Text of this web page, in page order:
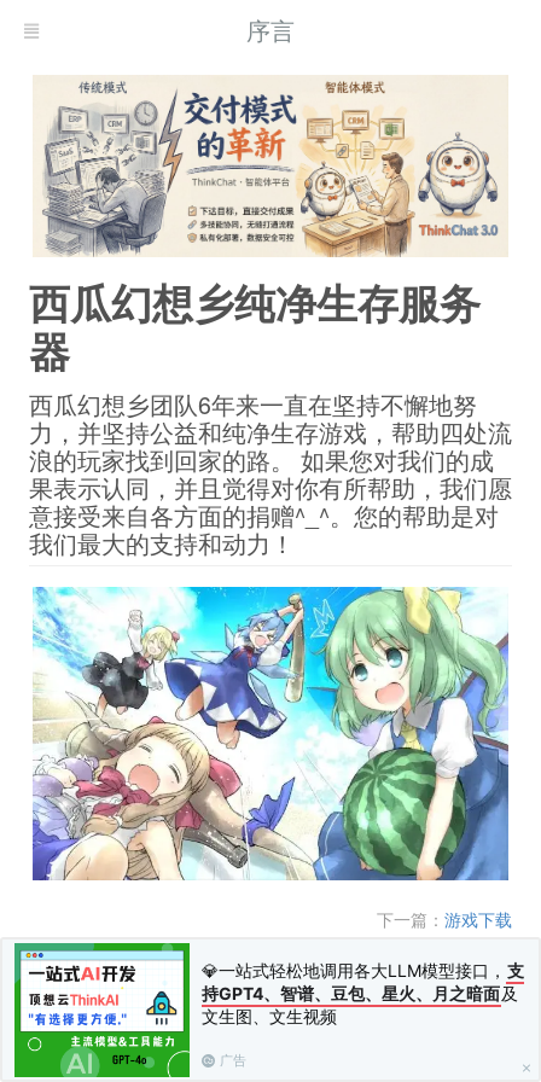
💎一站式轻松地调用各大LLM模型接口， 支
持GPT4、智谱、豆包、星火、月之暗面及
文生图、文生视频
广告
序言
西瓜幻想乡纯净生存服务
器
西瓜幻想乡团队6年来一直在坚持不懈地努
力，并坚持公益和纯净生存游戏，帮助四处流
浪的玩家找到回家的路。 如果您对我们的成
果表示认同，并且觉得对你有所帮助，我们愿
意接受来自各方面的捐赠^_^。您的帮助是对
我们最大的支持和动力！
下一篇： 游戏下载